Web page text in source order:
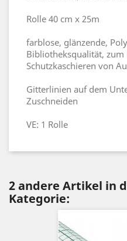
Rolle 40 cm x 25m
farblose, glänzende,
Bibliotheksqualität,
Schutzkaschieren von
Gitterlinien auf dem
Zuschneiden
VE: 1 Rolle
2 andere Artikel in
Kategorie: